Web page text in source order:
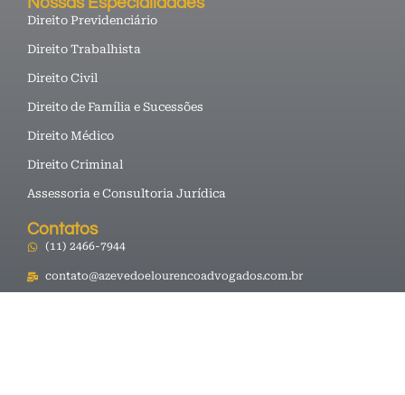
Direito Previdenciário
Direito Trabalhista
Direito Civil
Direito de Família e Sucessões
Direito Médico
Direito Criminal
Assessoria e Consultoria Jurídica
Contatos
(11) 2466-7944
contato@azevedoelourencoadvogados.com.br